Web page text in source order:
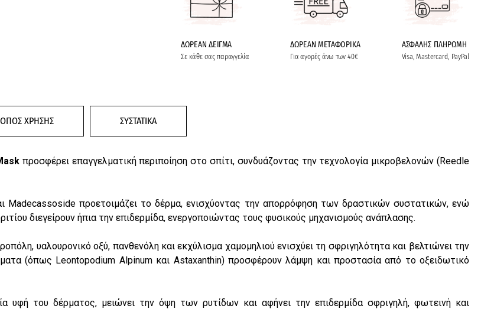
ΔΩΡΕΑΝ ΔΕΙΓΜΑ
Σε κάθε σας παραγγελία
ΔΩΡΕΑΝ ΜΕΤΑΦΟΡΙΚΑ
Για αγορές άνω των 40€
ΑΣΦΑΛΗΣ ΠΛΗΡΩΜΗ
Visa, Mastercard, PayPal
ΧΡΗΣΗΣ ΣΥΣΤΑΤΙΚΑ
προσφέρει επαγγελματική περιποίηση στο σπίτι, συνδυάζοντας την τεχνολογία μικροβελονών (Reedle
Madecassoside προετοιμάζει το δέρμα, ενισχύοντας την απορρόφηση των δραστικών συστατικών, ενώ
διεγείρουν ήπια την επιδερμίδα, ενεργοποιώντας τους φυσικούς μηχανισμούς ανάπλασης.
υαλουρονικό οξύ, πανθενόλη και εκχύλισμα χαμομηλιού ενισχύει τη σφριγηλότητα και βελτιώνει την
(όπως Leontopodium Alpinum και Astaxanthin) προσφέρουν λάμψη και προστασία από το οξειδωτικό
υφή του δέρματος, μειώνει την όψη των ρυτίδων και αφήνει την επιδερμίδα σφριγηλή, φωτεινή και